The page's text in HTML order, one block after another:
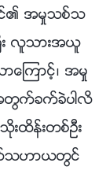
၏ အမႈသစ္သ
း လူသားအယူ
ကာင့္၊ အမႈ
က္ခက္ခဲပါလိ
းထိန္းတစ္ဦး
သဟာယတြင္